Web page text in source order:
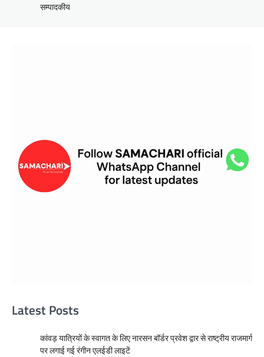
सम्पादकीय
Latest Posts
कांवड़ यात्रियों के स्वागत के लिए नारसन बॉर्डर प्रवेश द्वार से राष्ट्रीय राजमार्ग
पर लगाई गई रंगीन एलईडी लाइटें